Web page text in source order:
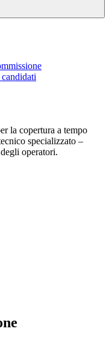
la copertura a tempo
specializzato –
operatori.